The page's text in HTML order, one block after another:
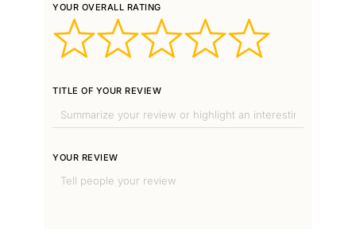
YOUR OVERALL RATING
TITLE OF YOUR REVIEW
YOUR REVIEW